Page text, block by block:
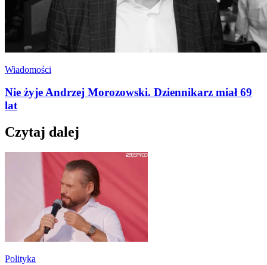
Wiadomości
Nie żyje Andrzej Morozowski. Dziennikarz miał 69
lat
Czytaj dalej
Polityka